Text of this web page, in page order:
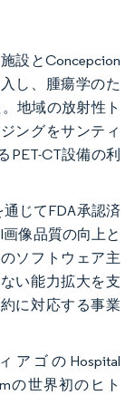
設とConcepcion
し、腫瘍学のた
地域の放射性ト
ングをサンティ
PET-CT設備の利
通じてFDA承認済
像品質の向上と
ソフトウェア主
い能力拡大を支
に対応する事業
アゴのHospital
の世界初のヒト